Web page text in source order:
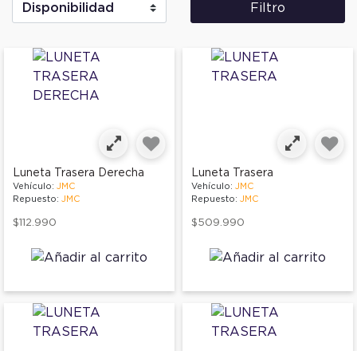
Filtro
Luneta Trasera Derecha
Vehículo: JMC
Repuesto: JMC
$112.990
Luneta Trasera
Vehículo: JMC
Repuesto: JMC
$509.990